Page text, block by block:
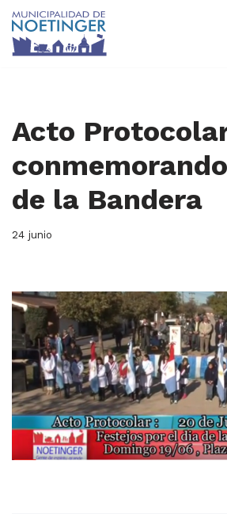
Saltar
Acto
de la Bandera
24 junio